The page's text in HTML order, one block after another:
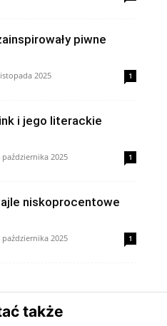
piwne
2025 1
i jego literackie
października 2025 1
niskoprocentowe
października 2025 1
także